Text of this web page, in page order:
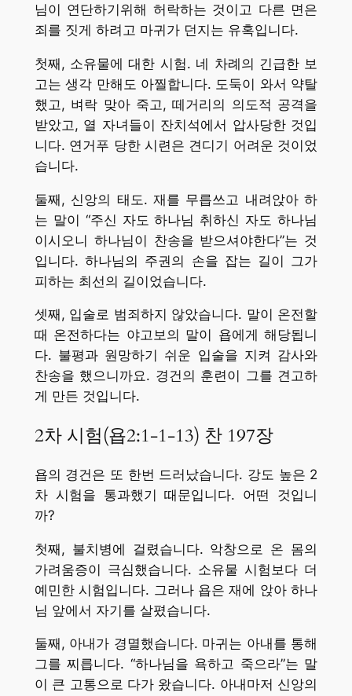
님이 연단하기위해 허락하는 것이고 다른 면은
죄를 짓게 하려고 마귀가 던지는 유혹입니다.
첫째, 소유물에 대한 시험. 네 차례의 긴급한 보
고는 생각 만해도 아찔합니다. 도둑이 와서 약탈
했고, 벼락 맞아 죽고, 떼거리의 의도적 공격을
받았고, 열 자녀들이 잔치석에서 압사당한 것입
니다. 연거푸 당한 시련은 견디기 어려운 것이었
습니다.
둘째, 신앙의 태도. 재를 무릅쓰고 내려앉아 하
는 말이 “주신 자도 하나님 취하신 자도 하나님
이시오니 하나님이 찬송을 받으셔야한다”는 것
입니다. 하나님의 주권의 손을 잡는 길이 그가
피하는 최선의 길이었습니다.
셋째, 입술로 범죄하지 않았습니다. 말이 온전할
때 온전하다는 야고보의 말이 욥에게 해당됩니
다. 불평과 원망하기 쉬운 입술을 지켜 감사와
찬송을 했으니까요. 경건의 훈련이 그를 견고하
게 만든 것입니다.
2차 시험(욥2:1-1-13) 찬 197장
욥의 경건은 또 한번 드러났습니다. 강도 높은 2
차 시험을 통과했기 때문입니다. 어떤 것입니
까?
첫째, 불치병에 걸렸습니다. 악창으로 온 몸의
가려움증이 극심했습니다. 소유물 시험보다 더
예민한 시험입니다. 그러나 욥은 재에 앉아 하나
님 앞에서 자기를 살폈습니다.
둘째, 아내가 경멸했습니다. 마귀는 아내를 통해
그를 찌릅니다. “하나님을 욕하고 죽으라”는 말
이 큰 고통으로 다가 왔습니다. 아내마저 신앙의